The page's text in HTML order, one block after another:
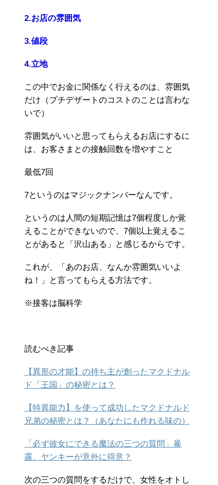
2.お店の雰囲気
3.値段
4.立地
この中でお金に関係なく行えるのは、雰囲気
だけ（プチデザートのコストのことは言わな
いで）
雰囲気がいいと思ってもらえるお店にするに
は、お客さまとの接触回数を増やすこと
最低7回
7というのはマジックナンバーなんです。
というのは人間の短期記憶は7個程度しか覚
えることができないので、7個以上覚えるこ
とがあると「沢山ある」と感じるからです。
これが、「あのお店、なんか雰囲気いいよ
ね！」と言ってもらえる方法です。
※接客は脳科学
読むべき記事
【異形の才能】の持ち主が創ったマクドナル
ド「王国」の秘密とは？
【特異能力】を使って成功したマクドナルド
兄弟の秘密とは？（あなたにも作れる味の）
「必ず彼女にできる魔法の三つの質問」暴
露、ヤンキーが意外に得意？
次の三つの質問をするだけで、女性をオトし